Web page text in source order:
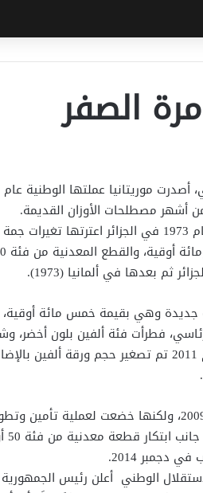
الصفر
أشهر مصطلحات الأوزان القديمة.
إن الأوقية الموريتانية منذ إنشائها عام 1973 في
ثم بعدها في ألمانيا (1973).
فئة جديدة وهي بقيمة خمس مائة
رئاسي، فطرأت فئة ألفين بلون
ومائتين، ومائة أوقية”، بينما في عام 2011 تم
دجمبر 2014.
الوطني أعلن رئيس